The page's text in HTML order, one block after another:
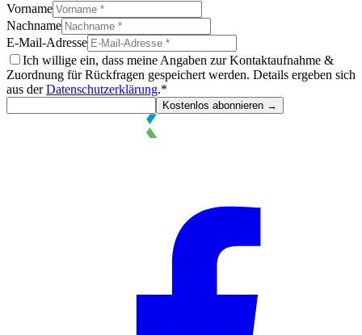
Vorname
Nachname
E-Mail-Adresse
Ich willige ein, dass meine Angaben zur Kontaktaufnahme &
Zuordnung für Rückfragen gespeichert werden. Details ergeben sich
aus derDatenschutzerklärung.*
Kostenlos abonnieren →